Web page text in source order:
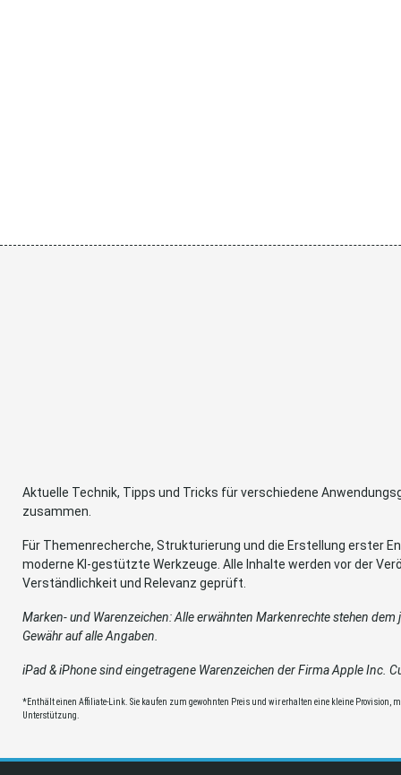
Aktuelle Technik, Tipps und Tricks für verschiedene
zusammen.
Für Themenrecherche, Strukturierung und die Erstellung erster
moderne KI-gestützte Werkzeuge. Alle Inhalte werden vor der
Verständlichkeit und Relevanz geprüft.
Marken- und Warenzeichen: Alle erwähnten Markenrechte stehen dem
Gewähr auf alle Angaben.
iPad & iPhone sind eingetragene Warenzeichen der Firma Apple Inc.
*Enthält einen Affiliate-Link. Sie kaufen zum gewohnten Preis und wir erhalten eine kleine Provision,
Unterstützung.